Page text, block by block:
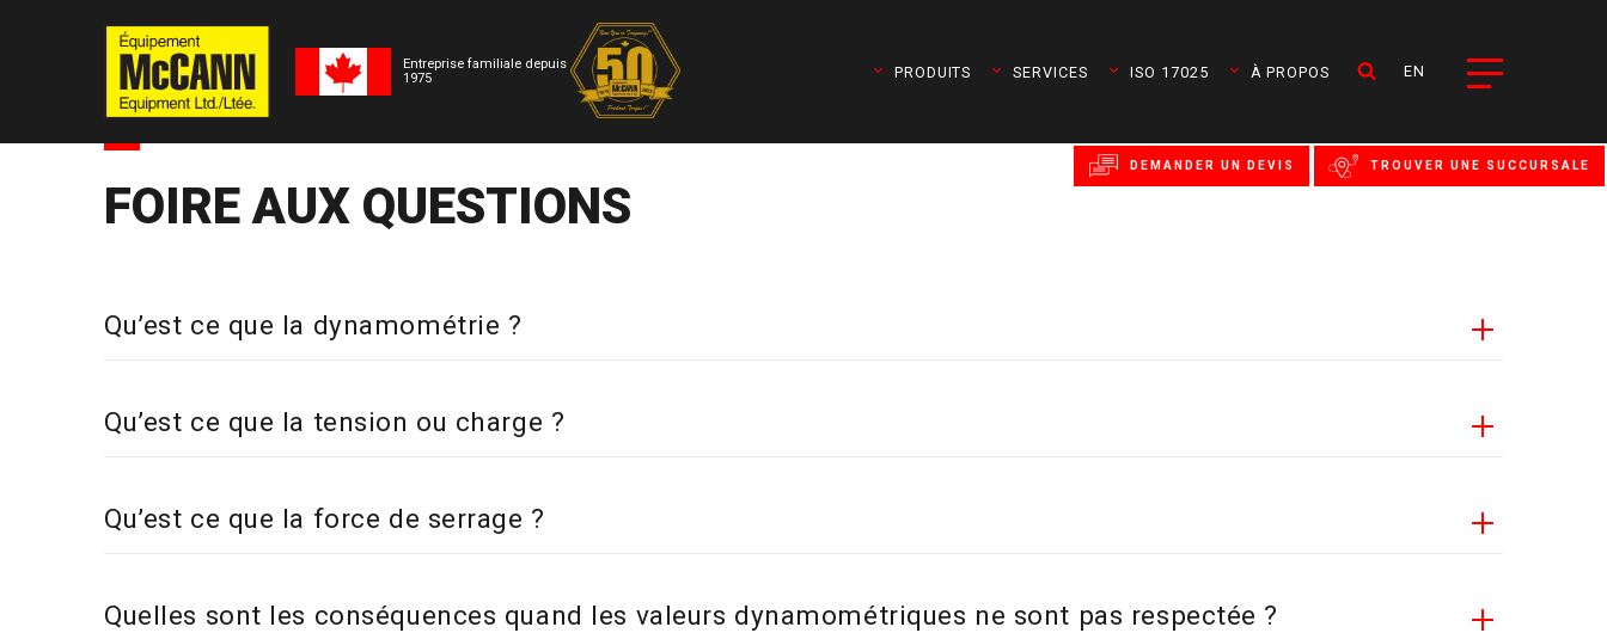
Entreprise familiale depuis
1975
PRODUITS SERVICES ISO 17025 À PROPOS EN
(Anciennement Torqueleader)
FOIRE AUX QUESTIONS
Qu’est ce que la dynamométrie ?
Qu’est ce que la tension ou charge ?
Qu’est ce que la force de serrage ?
Quelles sont les conséquences quand les valeurs dynamométriques ne sont pas respectée ?
DEMANDER UN DEVIS TROUVER UNE SUCCURSALE